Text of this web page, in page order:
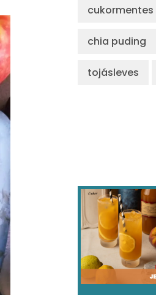
chia puding
tojásleves